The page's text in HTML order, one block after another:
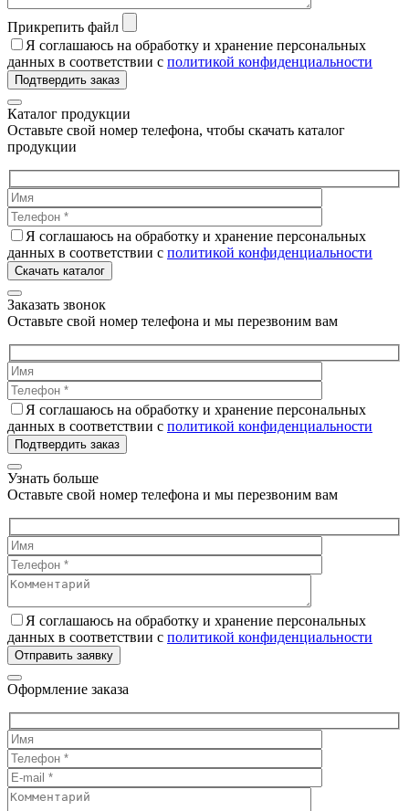
Прикрепить файл
Я соглашаюсь на обработку и хранение персональных
данных в соответствии с политикой конфиденциальности
Подтвердить заказ
Каталог продукции
Оставьте свой номер телефона, чтобы скачать каталог
продукции
Я соглашаюсь на обработку и хранение персональных
данных в соответствии с политикой конфиденциальности
Скачать каталог
Заказать звонок
Оставьте свой номер телефона и мы перезвоним вам
Я соглашаюсь на обработку и хранение персональных
данных в соответствии с политикой конфиденциальности
Подтвердить заказ
Узнать больше
Оставьте свой номер телефона и мы перезвоним вам
Я соглашаюсь на обработку и хранение персональных
данных в соответствии с политикой конфиденциальности
Отправить заявку
Оформление заказа